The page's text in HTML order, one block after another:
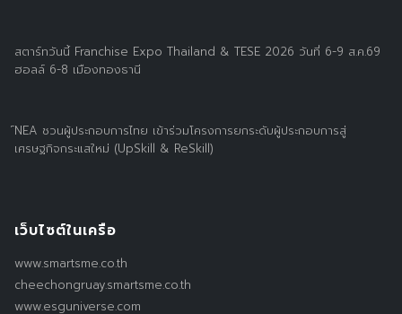
สตาร์ทวันนี้ Franchise Expo Thailand & TESE 2026 วันที่ 6-9 ส.ค.69
ฮอลล์ 6-8 เมืองทองธานี
์NEA ชวนผู้ประกอบการไทย เข้าร่วมโครงการยกระดับผู้ประกอบการสู่
เศรษฐกิจกระแสใหม่ (UpSkill & ReSkill)
เว็บไซต์ในเครือ
www.smartsme.co.th
cheechongruay.smartsme.co.th
www.esguniverse.com